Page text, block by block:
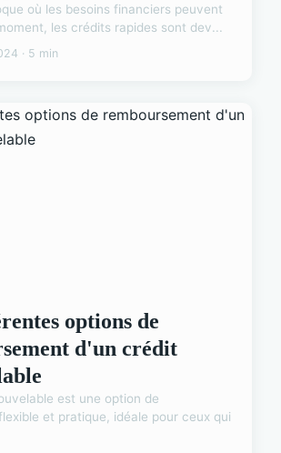
où les besoins financiers peuvent
les crédits rapides sont dev...
· 5 min
options de
d'un crédit
est une option de
et pratique, idéale pour ceux qui